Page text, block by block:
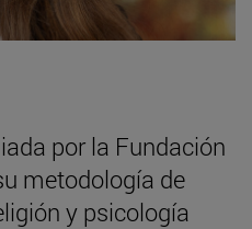
por la Fundación
metodología de
y psicología